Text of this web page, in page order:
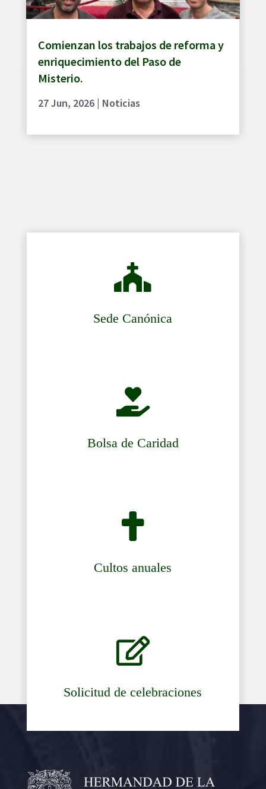
Comienzan los trabajos de reforma y
enriquecimiento del Paso de
Misterio.
27 Jun, 2026| Noticias

Sede Canónica

Bolsa de Caridad

Cultos anuales

Solicitud de celebraciones